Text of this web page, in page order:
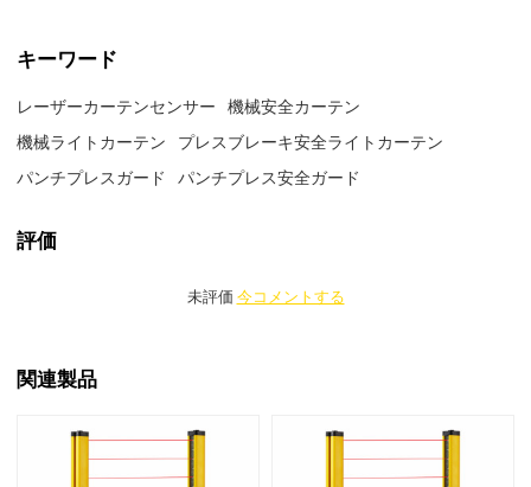
キーワード
レーザーカーテンセンサー
機械安全カーテン
機械ライトカーテン
プレスブレーキ安全ライトカーテン
パンチプレスガード
パンチプレス安全ガード
評価
未評価 今コメントする
関連製品